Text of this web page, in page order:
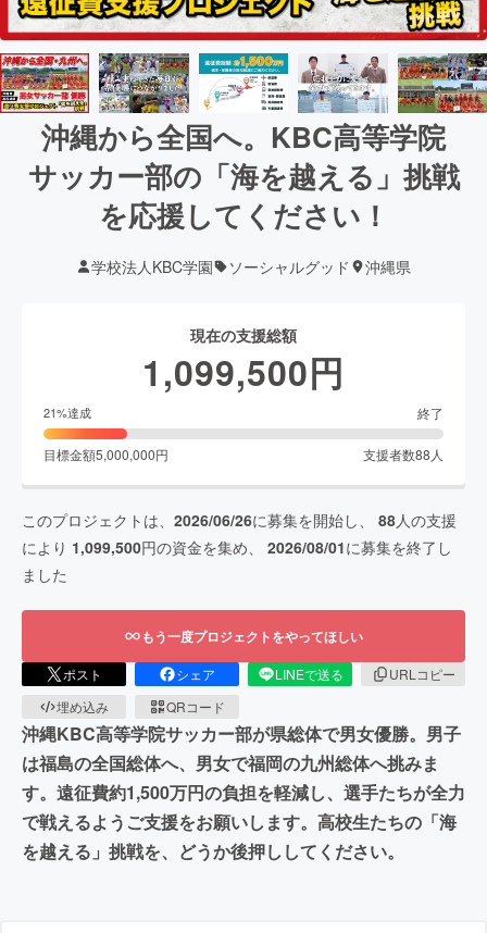
沖縄から全国へ。KBC高等学院
サッカー部の「海を越える」挑戦
を応援してください！
学校法人KBC学園 ソーシャルグッド 沖縄県
現在の支援総額
1,099,500円
21%達成 終了
目標金額5,000,000円 支援者数88 人
このプロジェクトは、 2026/06/26に募集を開始し、 88人の支援
により 1,099,500円の資金を集め、 2026/08/01に募集を終了し
ました
もう一度プロジェクトをやってほしい
ポスト シェア LINEで送る
URLコピー
埋め込み
QRコード
沖縄KBC高等学院サッカー部が県総体で男女優勝。男子
は福島の全国総体へ、男女で福岡の九州総体へ挑みま
す。遠征費約1,500万円の負担を軽減し、選手たちが全力
で戦えるようご支援をお願いします。高校生たちの「海
を越える」挑戦を、どうか後押ししてください。